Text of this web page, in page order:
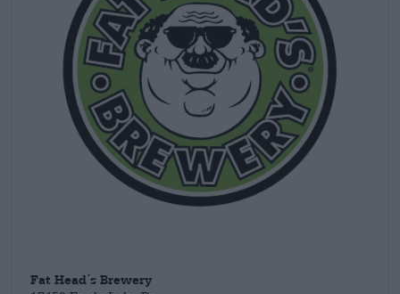
Fat Head´s Brewery